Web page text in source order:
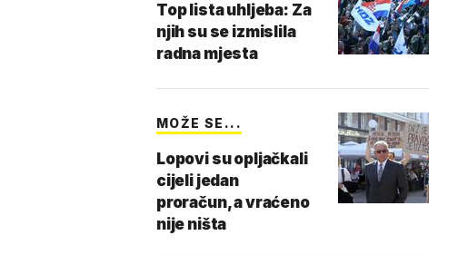
Top lista uhljeba: Za
njih su se izmislila
radna mjesta
MOŽE SE...
Lopovi su opljačkali
cijeli jedan
proračun, a vraćeno
nije ništa